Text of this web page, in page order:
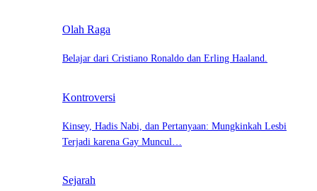
Olah Raga
Belajar dari Cristiano Ronaldo dan Erling Haaland.
Kontroversi
Kinsey, Hadis Nabi, dan Pertanyaan: Mungkinkah Lesbi
Terjadi karena Gay Muncul…
Sejarah